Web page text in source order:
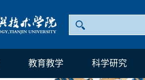
教育教学 科学研究